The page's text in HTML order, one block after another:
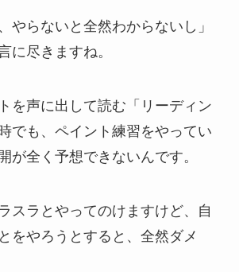
やらないと全然わからないし」
に尽きますね。
を声に出して読む「リーディン
でも、ペイント練習をやってい
が全く予想できないんです。
スラとやってのけますけど、自
をやろうとすると、全然ダメ